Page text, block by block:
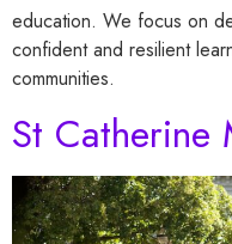
education. We focus on
confident and resilient
communities.
St Catherine